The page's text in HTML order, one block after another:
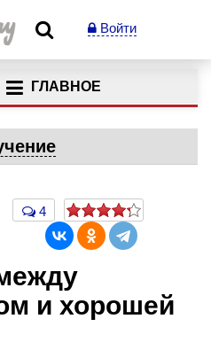
Войти
ГЛАВНОЕ
4
и хорошей